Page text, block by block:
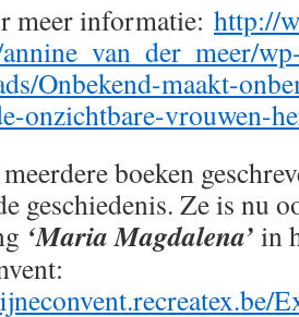
meer informatie: http://
Onbekend-maakt-
onzichtbare-vrouwen-
boeken
geschiedenis. Ze is nu
‘Maria Magdalena’ in